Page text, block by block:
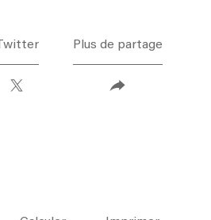
Twitter Plus de partage